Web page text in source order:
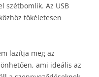
szétbomlik. Az USB
tökéletesen
lazítja meg az
ami ideális az